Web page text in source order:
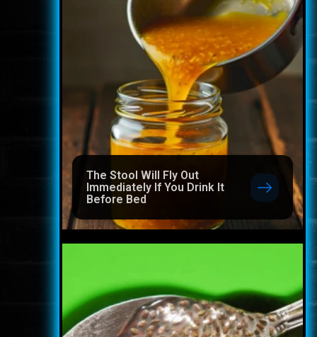
The Stool Will Fly Out
Immediately If You Drink It
Before Bed